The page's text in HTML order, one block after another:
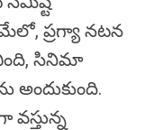
ప్రగ్యా నటన
సినిమా
అందుకుంది.